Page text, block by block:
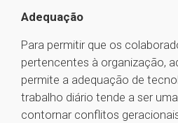
Adequação
Para permitir que os
pertencentes à organização,
permite a adequação de
trabalho diário tende a ser
contornar conflitos